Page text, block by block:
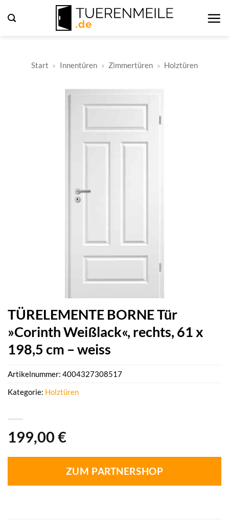
Inhalt
Start » Innentüren » Zimmertüren » Holztüren
TÜRELEMENTE BORNE Tür
»Corinth Weißlack«, rechts, 61 x
198,5 cm – weiss
199,00 €
ZUM PARTNERSHOP
Artikelnummer: 4004327308517
Kategorie: Holztüren